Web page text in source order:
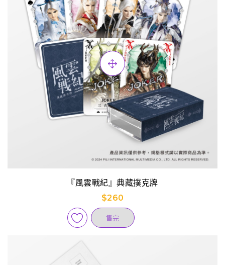
『風雲戰紀』典藏撲克牌
$260
售完